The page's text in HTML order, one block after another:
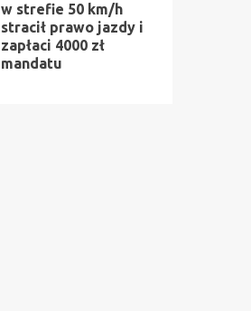
w strefie 50 km/h
stracił prawo jazdy i
zapłaci 4000 zł
mandatu